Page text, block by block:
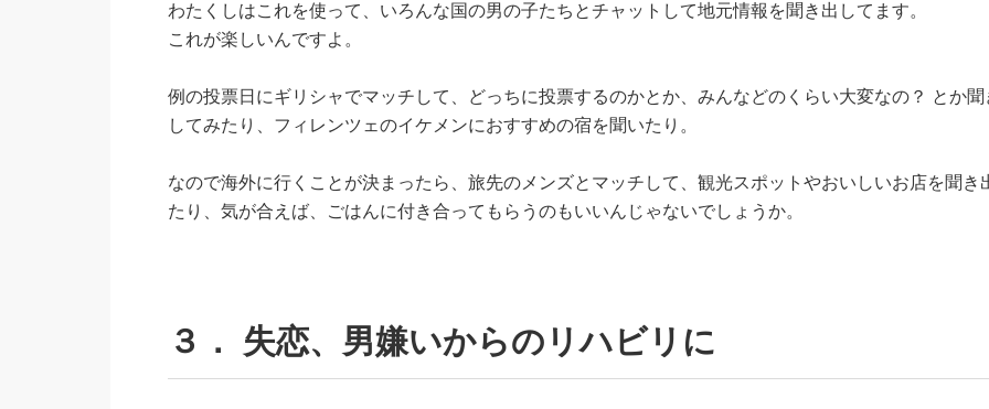
わたくしはこれを使って、いろんな国の男の子たちとチャットして地元情報を聞き出してます。
これが楽しいんですよ。
例の投票日にギリシャでマッチして、どっちに投票するのかとか、みんなどのくらい大変なの？ とか聞
してみたり、フィレンツェのイケメンにおすすめの宿を聞いたり。
なので海外に行くことが決まったら、旅先のメンズとマッチして、観光スポットやおいしいお店を聞き
たり、気が合えば、ごはんに付き合ってもらうのもいいんじゃないでしょうか。
３． 失恋、男嫌いからのリハビリに